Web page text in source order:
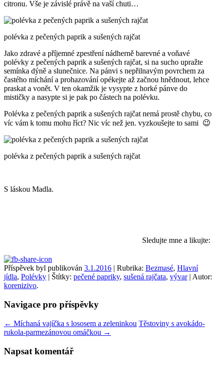
citronu. Vše je závislé právě na vaší chuti…
polévka z pečených paprik a sušených rajčat
Jako zdravé a příjemné zpestření nádherně barevné a voňavé
polévky z pečených paprik a sušených rajčat, si na sucho upražte
semínka dýně a slunečnice. Na pánvi s nepřilnavým povrchem za
častého míchání a prohazování opékejte až začnou hnědnout, lehce
praskat a vonět. V ten okamžik je vysypte z horké pánve do
mističky a nasypte si je pak po částech na polévku.
Polévka z pečených paprik a sušených rajčat nemá prostě chybu, co
víc vám k tomu mohu říct? Nic víc než jen. vyzkoušejte to sami 😉
polévka z pečených paprik a sušených rajčat
S láskou Madla.
Sledujte mne a likujte:
Příspěvek byl publikován 3.1.2016 | Rubrika: Bezmasé, Hlavní
jídla, Polévky | Štítky: pečené papriky, sušená rajčata, vývar| Autor:
korenizivo.
Navigace pro příspěvky
← Míchaná vajíčka s lososem a zeleninkou Těstoviny s avokádo-
rukola-parmezánovou omáčkou →
Napsat komentář